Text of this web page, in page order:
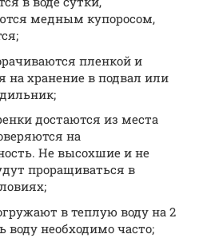
медным купоросом,
пленкой и
на хранение в подвал или
достаются из места
на
Не высохшие и не
проращиваться в
в теплую воду на 2
воду необходимо часто;